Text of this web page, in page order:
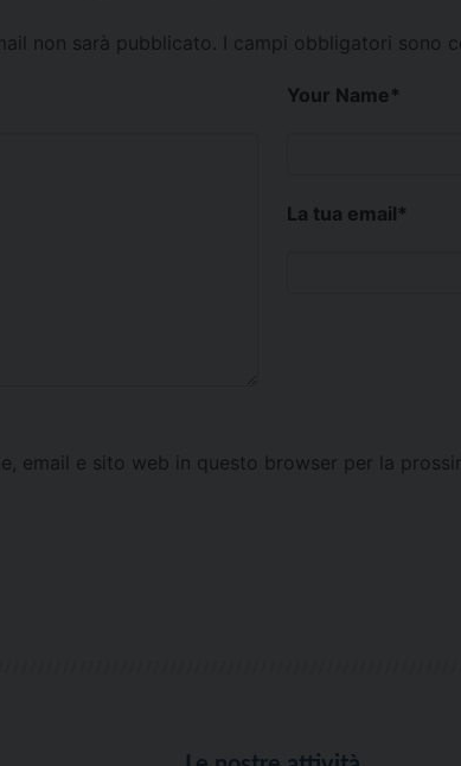
non sarà pubblicato. I campi obbligatori sono
Your Name*
La tua email*
email e sito web in questo browser per la